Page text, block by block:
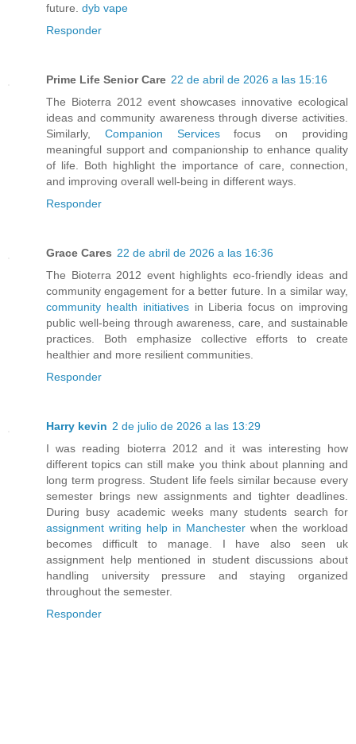
future. dyb vape
Responder
Prime Life Senior Care 22 de abril de 2026 a las 15:16
The Bioterra 2012 event showcases innovative ecological
ideas and community awareness through diverse activities.
Similarly, Companion Servicesfocus on providing
meaningful support and companionship to enhance quality
of life. Both highlight the importance of care, connection,
and improving overall well-being in different ways.
Responder
Grace Cares 22 de abril de 2026 a las 16:36
The Bioterra 2012 event highlights eco-friendly ideas and
community engagement for a better future. In a similar way,
community health initiativesin Liberia focus on improving
public well-being through awareness, care, and sustainable
practices. Both emphasize collective efforts to create
healthier and more resilient communities.
Responder
Harry kevin 2 de julio de 2026 a las 13:29
I was reading bioterra 2012 and it was interesting how
different topics can still make you think about planning and
long term progress. Student life feels similar because every
semester brings new assignments and tighter deadlines.
During busy academic weeks many students search for
assignment writing help in Manchester when the workload
becomes difficult to manage. I have also seen uk
assignment help mentioned in student discussions about
handling university pressure and staying organized
throughout the semester.
Responder